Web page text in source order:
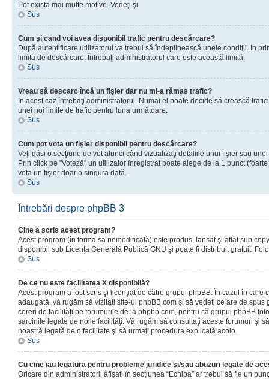
Pot exista mai multe motive. Vedeţi şi
Sus
Cum şi cand voi avea disponibil trafic pentru descărcare?
După autentificare utilizatorul va trebui să îndeplinească unele condiţii. In
limită de descărcare. Întrebaţi administratorul care este această limită.
Sus
Vreau să descarc încă un fişier dar nu mi-a rămas trafic?
In acest caz întrebaţi administratorul. Numai el poate decide să crească
unei noi limite de trafic pentru luna următoare.
Sus
Cum pot vota un fişier disponibil pentru descărcare?
Veţi găsi o secţiune de vot atunci când vizualizaţi detaliile unui fişier sau
Prin click pe "Voteză" un utilizator înregistrat poate alege de la 1 punct
vota un fişier doar o singura dată.
Sus
Întrebări despre phpBB 3
Cine a scris acest program?
Acest program (în forma sa nemodificată) este produs, lansat şi aflat sub
disponibil sub Licenţa Generală Publică GNU şi poate fi distribuit gratuit.
Sus
De ce nu este facilitatea X disponibilă?
Acest program a fost scris şi licenţiat de către grupul phpBB. În cazul în care
adaugată, vă rugăm să vizitaţi site-ul phpBB.com şi să vedeţi ce are de
cereri de facilităţi pe forumurile de la phpbb.com, pentru că grupul phpBB
sarcinile legate de noile facilităţi. Vă rugăm să consultaţi aceste forumuri şi
noastră legată de o facilitate şi să urmaţi procedura explicată acolo.
Sus
Cu cine iau legatura pentru probleme juridice şi/sau abuzuri legate de
Oricare din administratorii afişaţi în secţiunea “Echipa” ar trebui să fie un